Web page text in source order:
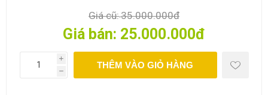
Giá cũ:35.000.000đ
Giá bán: 25.000.000đ
i
h
THÊM VÀO GIỎ HÀNG